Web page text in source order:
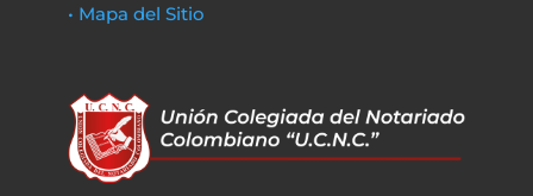
• Mapa del Sitio